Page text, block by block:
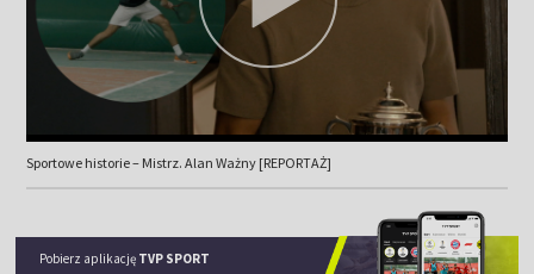
Sportowe historie – Mistrz. Alan Ważny [REPORTAŻ]
Pobierz aplikację TVP SPORT